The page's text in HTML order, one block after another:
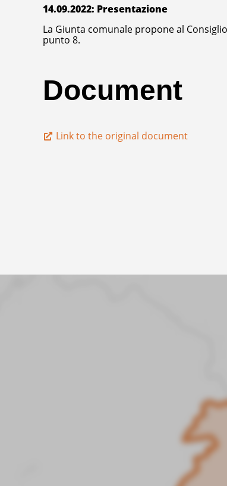
14.09.2022: Presentazione
La Giunta comunale propone al
punto 8.
Document
Link to the original document